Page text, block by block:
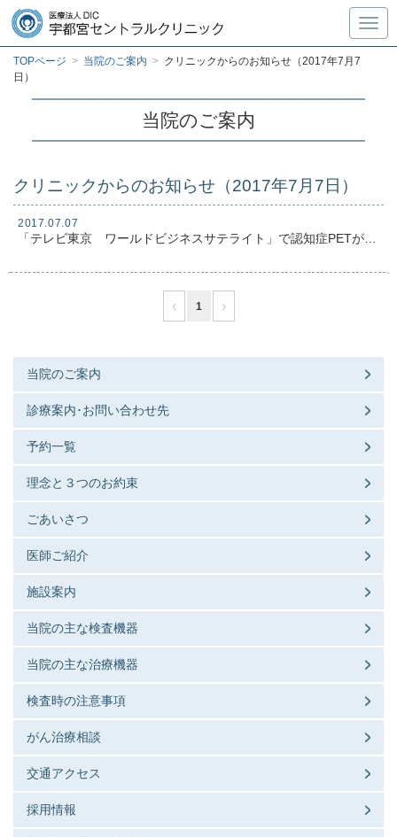
TOPページ > 当院のご案内 > クリニックからのお知らせ（2017年7月7
日）
当院のご案内
クリニックからのお知らせ（2017年7月7日）
2017.07.07
‹ 1 ›
当院のご案内
診療案内･お問い合わせ先
予約一覧
理念と３つのお約束
ごあいさつ
医師ご紹介
施設案内
当院の主な検査機器
当院の主な治療機器
検査時の注意事項
がん治療相談
交通アクセス
採用情報